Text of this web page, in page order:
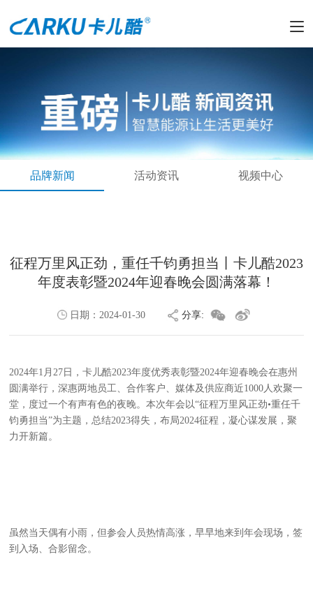
品牌新闻 活动资讯 视频中心
征程万里风正劲，重任千钧勇担当丨卡儿酷2023
年度表彰暨2024年迎春晚会圆满落幕！
日期： 2024-01-30 分享:
2024年1月27日，卡儿酷2023年度优秀表彰暨2024年迎春晚会在惠州
圆满举行，深惠两地员工、合作客户、媒体及供应商近1000人欢聚一
堂，度过一个有声有色的夜晚。本次年会以“征程万里风正劲•重任千
钧勇担当”为主题，总结2023得失，布局2024征程，凝心谋发展，聚
力开新篇。
虽然当天偶有小雨，但参会人员热情高涨，早早地来到年会现场，签
到入场、合影留念。